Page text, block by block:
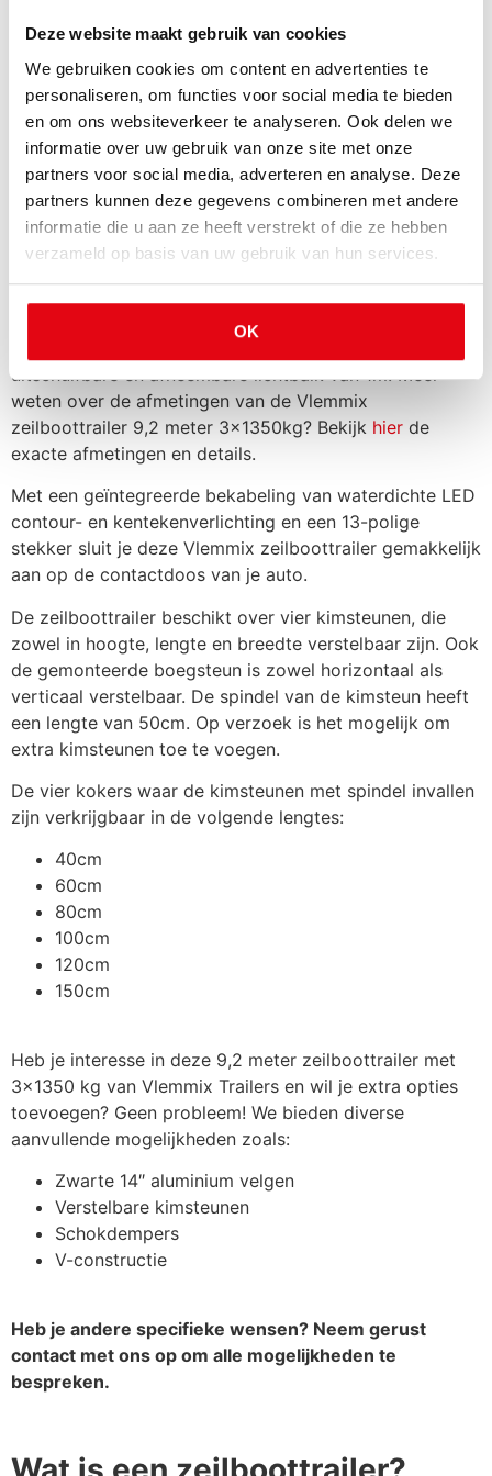
Deze website maakt gebruik van cookies
We gebruiken cookies om content en advertenties te
personaliseren, om functies voor social media te bieden
en om ons websiteverkeer te analyseren. Ook delen we
informatie over uw gebruik van onze site met onze
partners voor social media, adverteren en analyse. Deze
partners kunnen deze gegevens combineren met andere
informatie die u aan ze heeft verstrekt of die ze hebben
verzameld op basis van uw gebruik van hun services.
OK
Kielrol kantelsysteem
Lichtbalk verlenging +30cm
(=130cm)
€36,30
Lichtmetalen velg 14inch €90,75
Wiel + band 185 R14 900kg
optie)
€0,00
Spoelsysteem boottrailer 1
V-constructie boottrailer €108,90
Verstelbare dubbele
kimsteun
Set wielkeggen met houder €
Neuswiel 60mm
Beschrijving
De Vlemmix zeilboottrailer 9,2 meter 3x1350kg van
Vlemmix Trailers is een betrouwbare en functionele
zeilboottrailer. Met een chassis van 920 x 255 cm biedt
dit model voldoende ruimte om je zeilboot van A naar B
te vervoeren. Daarbij beschikken de modellen van
Vlemmix Trailers nog over talloze praktische opties,
waardoor de zeilboottrailer volledig naar wens
afgesteld kan worden.
een eigen gewicht van 740 kg en een laadvermogen van
uitschuifbare en afneembare lichtbalk van 1m. Meer
weten over de afmetingen van de Vlemmix
zeilboottrailer 9,2 meter 3x1350kg? Bekijk hier de
exacte afmetingen en details.
Met een geïntegreerde bekabeling van waterdichte LED
contour- en kentekenverlichting en een 13-polige
stekker sluit je deze Vlemmix zeilboottrailer gemakkelijk
aan op de contactdoos van je auto.
De zeilboottrailer beschikt over vier kimsteunen, die
zowel in hoogte, lengte en breedte verstelbaar zijn. Ook
de gemonteerde boegsteun is zowel horizontaal als
verticaal verstelbaar. De spindel van de kimsteun heeft
een lengte van 50cm. Op verzoek is het mogelijk om
extra kimsteunen toe te voegen.
De vier kokers waar de kimsteunen met spindel invallen
zijn verkrijgbaar in de volgende lengtes:
40cm
60cm
80cm
100cm
120cm
150cm
Heb je interesse in deze 9,2 meter zeilboottrailer met
3×1350 kg van Vlemmix Trailers en wil je extra opties
toevoegen? Geen probleem! We bieden diverse
aanvullende mogelijkheden zoals:
Zwarte 14″ aluminium velgen
Verstelbare kimsteunen
Schokdempers
V-constructie
Heb je andere specifieke wensen? Neem gerust
contact met ons op om alle mogelijkheden te
bespreken.